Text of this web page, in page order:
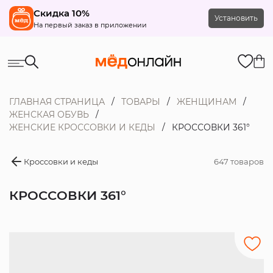
Скидка 10%
На первый заказ в приложении
Установить
ГЛАВНАЯ СТРАНИЦА ТОВАРЫ
ЖЕНЩИНАМ
ЖЕНСКАЯ ОБУВЬ
ЖЕНСКИЕ КРОССОВКИ И КЕДЫ
КРОССОВКИ 361°
Кроссовки и кеды 647 товаров
КРОССОВКИ 361°